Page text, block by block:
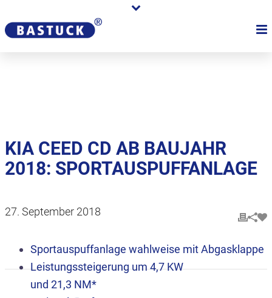
Händler
KIA CEED CD AB BAUJAHR
2018: SPORTAUSPUFFANLAGE
27. September 2018
Sportauspuffanlage wahlweise mit Abgasklappe
Leistungssteigerung um 4,7 KW
und 21,3 NM*